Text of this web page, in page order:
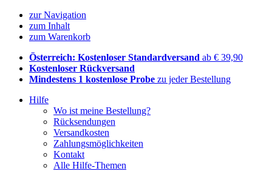
zur Navigation
zum Inhalt
zum Warenkorb
Österreich: Kostenloser Standardversand ab € 39,90
Kostenloser Rückversand
Mindestens 1 kostenlose Probe zu jeder Bestellung
Hilfe
Wo ist meine Bestellung?
Rücksendungen
Versandkosten
Zahlungsmöglichkeiten
Kontakt
Alle Hilfe-Themen